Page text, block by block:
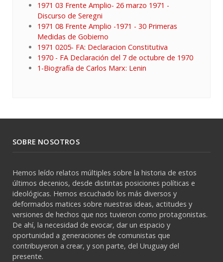
1971 03 Frente Amplio- 26 marzo 1971 -
Discurso de Seregni
1971 08 Frente Amplio -1971 - 30 Primeras
Medidas de Gobierno
1971 0205- FA: Declaracion Constitutiva
1970 - FA Declaración del 7 de octubre de 1970
1-Biografía de Carlos Marx: Lenin
SOBRE NOSOTROS
Hemos leído relatos múltiples sobre la historia de estos
últimos decenios, desde distintas posiciones políticas e
ideológicas. Hemos escuchado los más diversos y
deformados matices sobre nuestras ideas, actitudes y
versiones de hechos que nos tuvieron como protagonistas.
De ahí, la necesidad de evocar, dar un espacio y
oportunidad a generaciones de comunistas que
contribuyeron a crear, y son parte, del Uruguay del
presente.